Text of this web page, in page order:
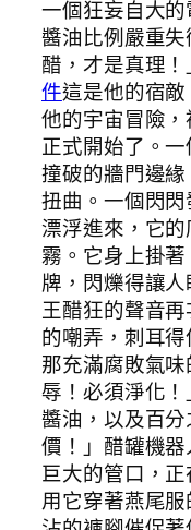
一個狂妄自大
醬油比例嚴重
醋，才是真理！
件這是他的宿敵
他的宇宙冒險，
正式開始了。
撞破的牆門邊
扭曲。一個閃
漂浮進來，它
霧。它身上掛
牌，閃爍得讓
王醋狂的聲音
的嘲弄，刺耳
那充滿腐敗氣
辱！必須淨化
醬油，以及百
價！」醋罐機
巨大的管口，
用它穿著燕尾